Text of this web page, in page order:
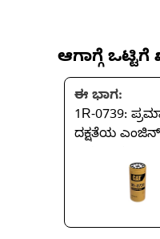
ಆಗಾಗ್ಗೆ ಒಟ್ಟಿಗೆ
ಈ ಭಾಗ:
1R-0739:
ದಕ್ಷತೆಯ ಎಂಜಿನ್